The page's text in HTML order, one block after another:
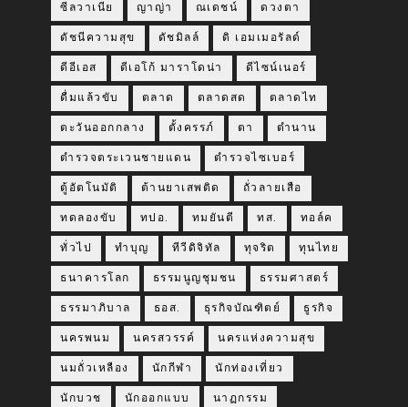
ซีลวาเนีย ญาญ่า ณเดชน์ ดวงตา
ดัชนีความสุข ดัชมิลล์ ดิ เอมเมอรัลด์
ดีอีเอส ดีเอโก้ มาราโดน่า ดีไซน์เนอร์
ดื่มแล้วขับ ตลาด ตลาดสด ตลาดไท
ตะวันออกกลาง ตั้งครรภ์ ตา ตำนาน
ตำรวจตระเวนชายแดน ตำรวจไซเบอร์
ตู้อัตโนมัติ ต้านยาเสพติด ถั่วลายเสือ
ทดลองขับ ทปอ. ทมยันตี ทส. ทอล์ค
ทั่วไป ทำบุญ ทีวีดิจิทัล ทุจริต ทุนไทย
ธนาคารโลก ธรรมนูญชุมชน ธรรมศาสตร์
ธรรมาภิบาล ธอส. ธุรกิจบัณฑิตย์ ธูรกิจ
นครพนม นครสวรรค์ นครแห่งความสุข
นมถั่วเหลือง นักกีฬา นักท่องเที่ยว
นักบวช นักออกแบบ นาฏกรรม